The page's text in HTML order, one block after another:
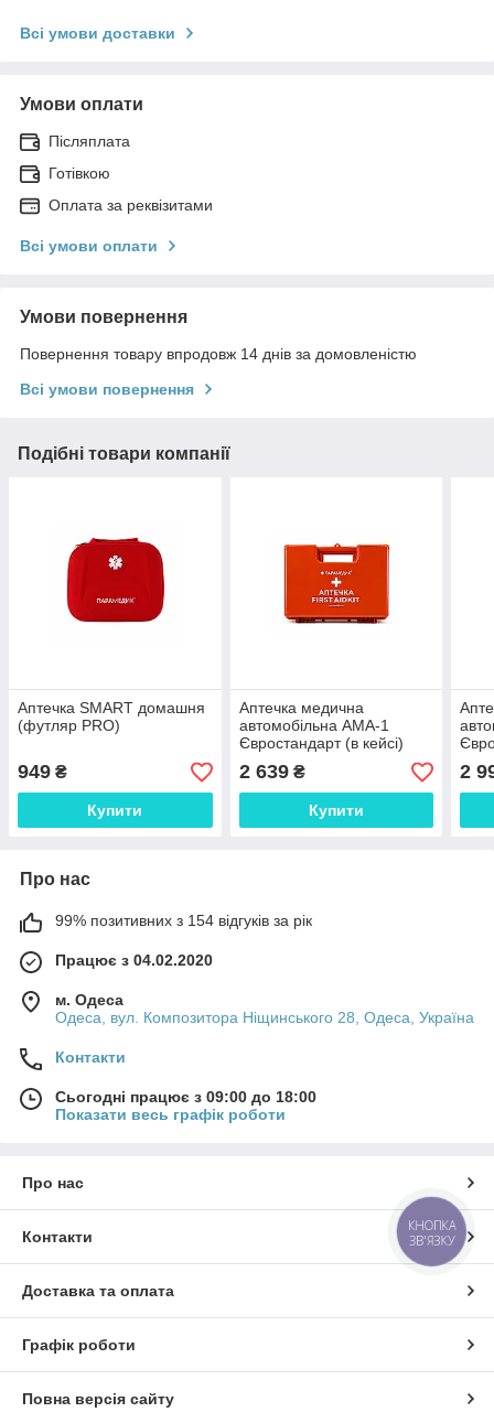
Всі умови доставки
Умови оплати
Післяплата
Готівкою
Оплата за реквізитами
Всі умови оплати
Умови повернення
Повернення товару впродовж 14 днів за домовленістю
Всі умови повернення
Подібні товари компанії
Аптечка SMART домашня
(футляр PRO)
949 ₴
Купити
Аптечка медична
автомобільна АМА-1
Євростандарт (в кейсі)
2 639₴
Купити
2
Про нас
99% позитивних з 154 відгуків за рік
Працює з 04.02.2020
м. Одеса
Одеса, вул. Композитора Ніщинського 28, Одеса, Україна
Контакти
Сьогодні працює з 09:00 до 18:00
Показати весь графік роботи
Про нас
Контакти
Доставка та оплата
Графік роботи
Повна версія сайту
КНОПКА
ЗВ'ЯЗКУ